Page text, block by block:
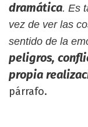
dramática. Es
vez de ver las
sentido de la
peligros,
propia
párrafo.